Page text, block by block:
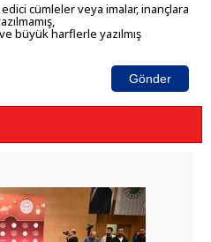
cümleler veya imalar, inançlara
büyük harflerle yazılmış
Gönder